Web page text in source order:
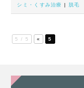
シミ・くすみ治療 脱毛
5 / 5 « 5